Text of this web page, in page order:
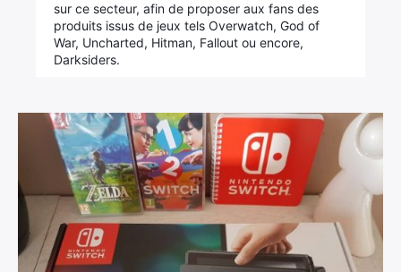
sur ce secteur, afin de proposer aux fans des
produits issus de jeux tels Overwatch, God of
War, Uncharted, Hitman, Fallout ou encore,
Darksiders.